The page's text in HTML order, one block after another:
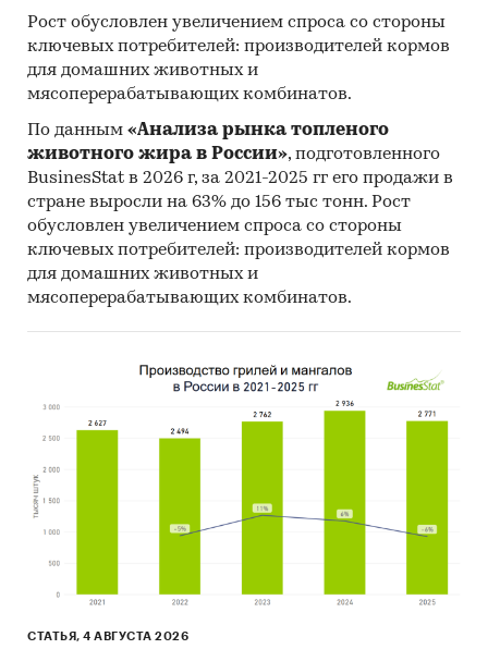
Рост обусловлен увеличением спроса со стороны
ключевых потребителей: производителей кормов
для домашних животных и
мясоперерабатывающих комбинатов.
По данным «Анализа рынка топленого
животного жира в России», подготовленного
BusinesStat в 2026 г, за 2021-2025 гг его продажи в
стране выросли на 63% до 156 тыс тонн. Рост
обусловлен увеличением спроса со стороны
ключевых потребителей: производителей кормов
для домашних животных и
мясоперерабатывающих комбинатов.
СТАТЬЯ, 4 АВГУСТА 2026